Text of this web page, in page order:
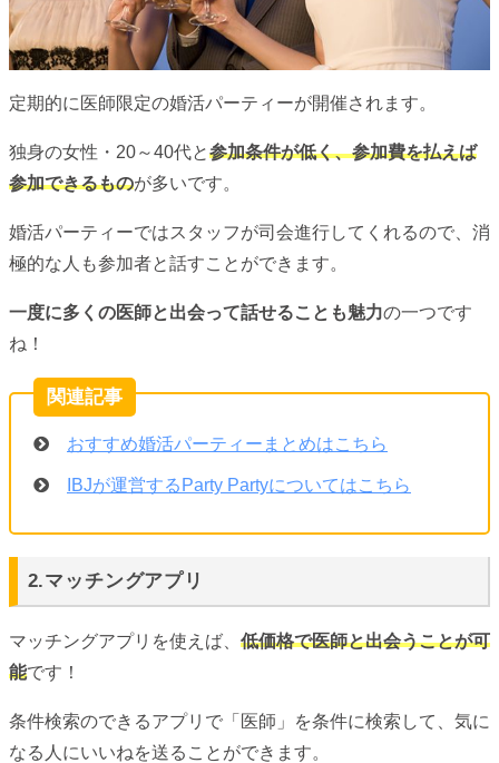
定期的に医師限定の婚活パーティーが開催されます。
独身の女性・20～40代と参加条件が低く、参加費を払えば
参加できるものが多いです。
婚活パーティーではスタッフが司会進行してくれるので、消
極的な人も参加者と話すことができます。
一度に多くの医師と出会って話せることも魅力の一つです
ね！
おすすめ婚活パーティーまとめはこちら
IBJが運営するParty Partyについてはこちら
2.マッチングアプリ
マッチングアプリを使えば、 低価格で医師と出会うことが可
能です！
条件検索のできるアプリで「医師」を条件に検索して、気に
なる人にいいねを送ることができます。